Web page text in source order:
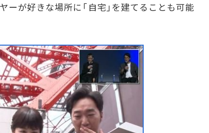
ーが好きな場所に「自宅」を建てることも可能